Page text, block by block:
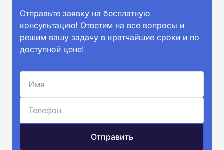
Отправьте заявку на бесплатную
консультацию! Ответим на все вопросы и
решим вашу задачу в кратчайшие сроки и по
доступной цене!